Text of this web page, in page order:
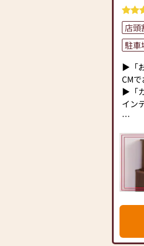
店頭
駐車
▶「
CM
▶「
イン
国内
業
の
せ
提案
て、
お
牌
種類